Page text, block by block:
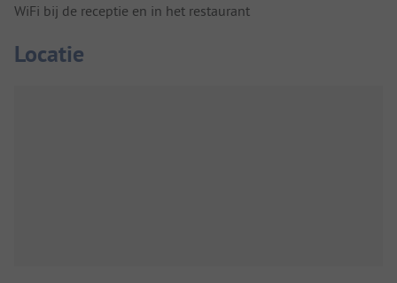
WiFi bij de receptie en in het restaurant
Locatie